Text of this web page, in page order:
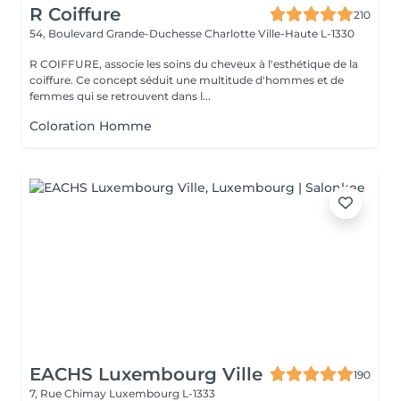
R Coiffure
210
54, Boulevard Grande-Duchesse Charlotte Ville-Haute L-1330
R COIFFURE, associe les soins du cheveux à l'esthétique de la
coiffure. Ce concept séduit une multitude d'hommes et de
femmes qui se retrouvent dans l...
Coloration Homme
EACHS Luxembourg Ville
190
7, Rue Chimay Luxembourg L-1333